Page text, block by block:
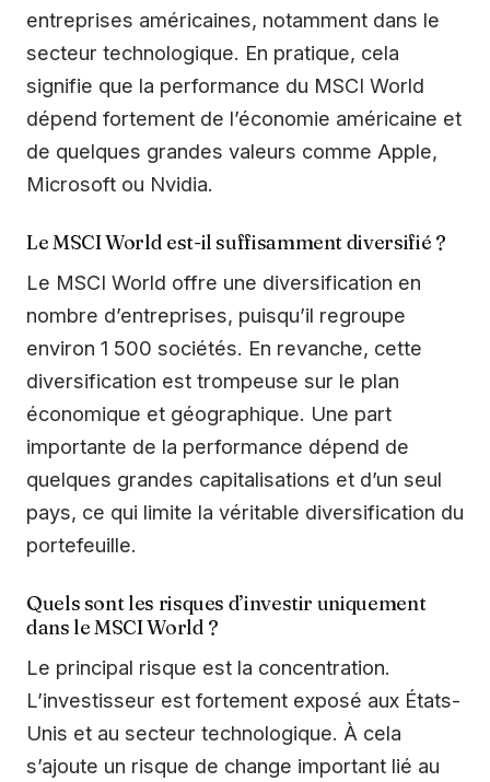
entreprises américaines, notamment dans le
secteur technologique. En pratique, cela
signifie que la performance du MSCI World
dépend fortement de l’économie américaine et
de quelques grandes valeurs comme Apple,
Microsoft ou Nvidia.
Le MSCI World est-il suffisamment diversifié ?
Le MSCI World offre une diversification en
nombre d’entreprises, puisqu’il regroupe
environ 1 500 sociétés. En revanche, cette
diversification est trompeuse sur le plan
économique et géographique. Une part
importante de la performance dépend de
quelques grandes capitalisations et d’un seul
pays, ce qui limite la véritable diversification du
portefeuille.
Quels sont les risques d’investir uniquement
dans le MSCI World ?
Le principal risque est la concentration.
L’investisseur est fortement exposé aux États-
Unis et au secteur technologique. À cela
s’ajoute un risque de change important lié au